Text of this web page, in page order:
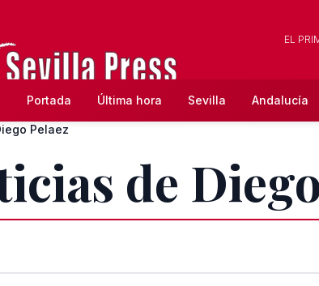
EL
Portada Última hora Sevilla Andalucía
Pelaez
de